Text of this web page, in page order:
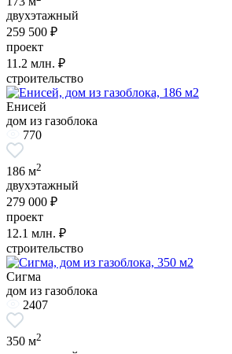
двухэтажный
259 500 ₽
проект
11.2 млн. ₽
строительство
Енисей
дом из газоблока
770
186 м2
двухэтажный
279 000 ₽
проект
12.1 млн. ₽
строительство
Сигма
дом из газоблока
2407
350 м2